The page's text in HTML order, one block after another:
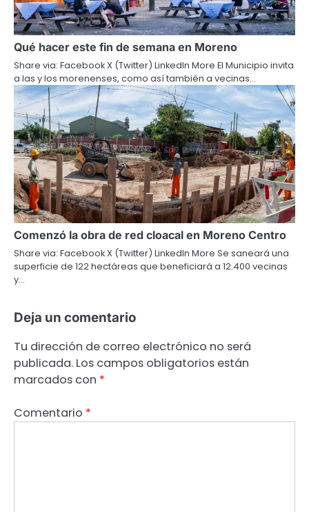
Qué hacer este fin de semana en Moreno
Share via: Facebook X (Twitter) LinkedIn More El Municipio invita
a las y los morenenses, como así también a vecinas…
Comenzó la obra de red cloacal en Moreno Centro
Share via: Facebook X (Twitter) LinkedIn More Se saneará una
superficie de 122 hectáreas que beneficiará a 12.400 vecinas
y…
Deja un comentario
Tu dirección de correo electrónico no será
publicada. Los campos obligatorios están
marcados con *
Comentario *